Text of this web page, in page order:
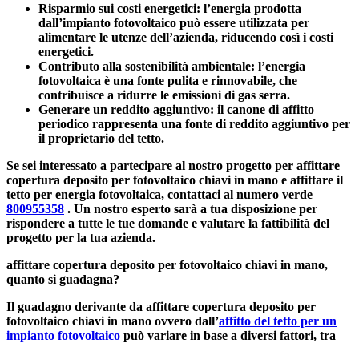
Risparmio sui costi energetici: l’energia prodotta
dall’impianto fotovoltaico può essere utilizzata per
alimentare le utenze dell’azienda, riducendo così i costi
energetici.
Contributo alla sostenibilità ambientale: l’energia
fotovoltaica è una fonte pulita e rinnovabile, che
contribuisce a ridurre le emissioni di gas serra.
Generare un reddito aggiuntivo: il canone di affitto
periodico rappresenta una fonte di reddito aggiuntivo per
il proprietario del tetto.
Se sei interessato a partecipare al nostro progetto per affittare
copertura deposito per fotovoltaico chiavi in mano e affittare il
tetto per energia fotovoltaica, contattaci al numero verde
800955358 . Un nostro esperto sarà a tua disposizione per
rispondere a tutte le tue domande e valutare la fattibilità del
progetto per la tua azienda.
affittare copertura deposito per fotovoltaico chiavi in mano,
quanto si guadagna?
Il guadagno derivante da affittare copertura deposito per
fotovoltaico chiavi in mano ovvero dall’affitto del tetto per un
impianto fotovoltaico può variare in base a diversi fattori, tra